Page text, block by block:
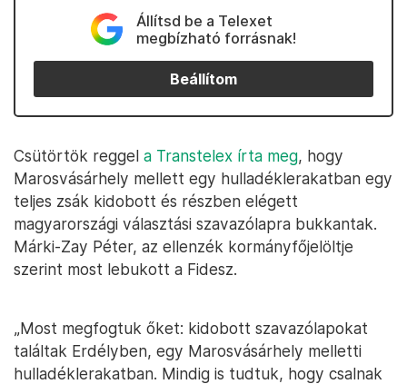
Állítsd be a Telexet
megbízható forrásnak!
Beállítom
Csütörtök reggel a Transtelex írta meg, hogy
Marosvásárhely mellett egy hulladéklerakatban egy
teljes zsák kidobott és részben elégett
magyarországi választási szavazólapra bukkantak.
Márki-Zay Péter, az ellenzék kormányfőjelöltje
szerint most lebukott a Fidesz.
„Most megfogtuk őket: kidobott szavazólapokat
találtak Erdélyben, egy Marosvásárhely melletti
hulladéklerakatban. Mindig is tudtuk, hogy csalnak